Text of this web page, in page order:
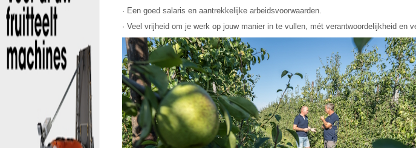
· Een goed salaris en aantrekkelijke arbeidsvoorwaarden.
· Veel vrijheid om je werk op jouw manier in te vullen, mét verantwoordelijkheid en